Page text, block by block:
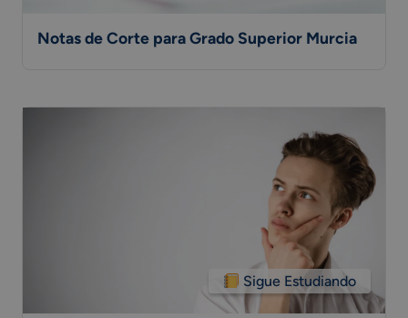
Notas de Corte para Grado Superior Murcia
Sigue Estudiando